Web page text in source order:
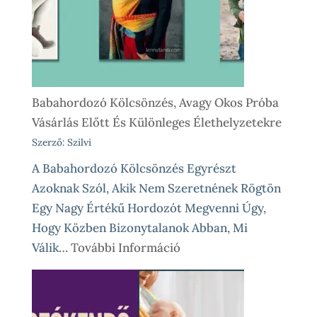
Nálunk
Babahordozó Kölcsönzés, Avagy Okos Próba
Vásárlás Előtt És Különleges Élethelyzetekre
Szerző: Szilvi
A Babahordozó Kölcsönzés Egyrészt
Azoknak Szól, Akik Nem Szeretnének Rögtön
Egy Nagy Értékű Hordozót Megvenni Úgy,
Hogy Közben Bizonytalanok Abban, Mi
Válik…További Információ:
Babahordozó
Avagy